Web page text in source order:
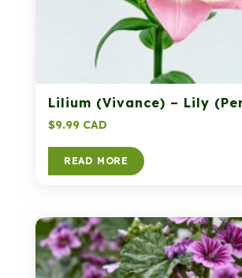
Lilium (Vivance) – Lily
$9.99 CAD
READ MORE